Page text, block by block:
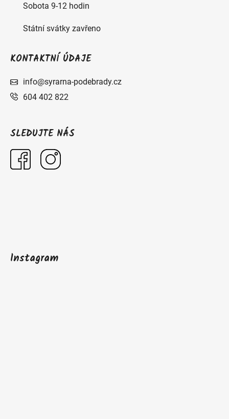
Sobota 9-12 hodin
Státní svátky zavřeno
KONTAKTNÍ ÚDAJE
info@syrarna-podebrady.cz
604 402 822
SLEDUJTE NÁS
Instagram